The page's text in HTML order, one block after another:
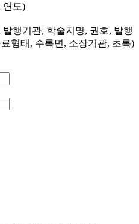
연도)
행기관, 학술지명, 권호, 발행
형태, 수록면, 소장기관, 초록)